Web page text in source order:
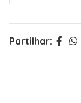
Partilhar: